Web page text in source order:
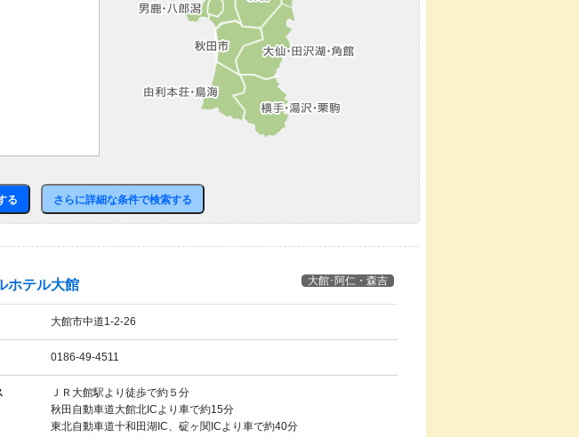
る さらに詳細な条件で検索する
大館･阿仁・森吉
ホテル大館
大館市中道1-2-26
0186-49-4511
ＪＲ大館駅より徒歩で約５分
秋田自動車道大館北ICより車で約15分
東北自動車道十和田湖IC、碇ヶ関ICより車で約40分